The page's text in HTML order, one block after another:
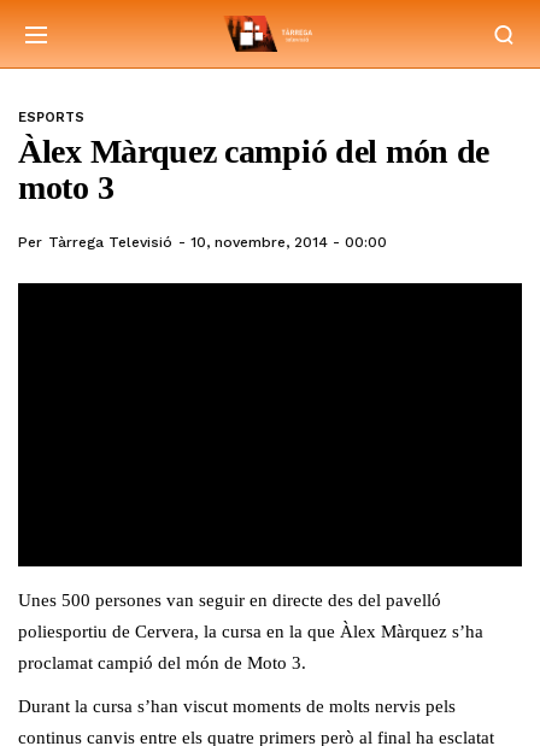
ESPORTS
Àlex Màrquez campió del món de
moto 3
Per Tàrrega Televisió 10, novembre, 2014 - 00:00
Unes 500 persones van seguir en directe des del pavelló
poliesportiu de Cervera, la cursa en la que Àlex Màrquez s’ha
proclamat campió del món de Moto 3.
Durant la cursa s’han viscut moments de molts nervis pels
continus canvis entre els quatre primers però al final ha esclatat